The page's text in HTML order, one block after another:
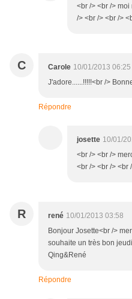
<br /> <br />
/> <br /> <br />
C Carole 10/01/2013 06:25
J'adore......!!!!!<br />
Répondre
josette 10/01/
<br /> <br />
<br /> <br /> <br
R rené 10/01/2013 03:58
Bonjour Josette<br />
souhaite un très bon
Qing&René
Répondre